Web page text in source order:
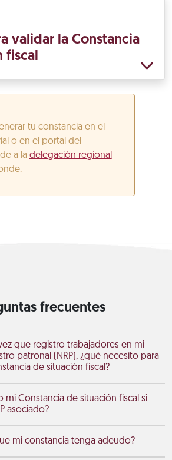
validar la Constancia
fiscal
tu constancia en el
o en el portal del
a la delegación regional
frecuentes
que registro trabajadores en mi
patronal (NRP), ¿qué necesito para
de situación fiscal?
Constancia de situación fiscal si
asociado?
mi constancia tenga adeudo?